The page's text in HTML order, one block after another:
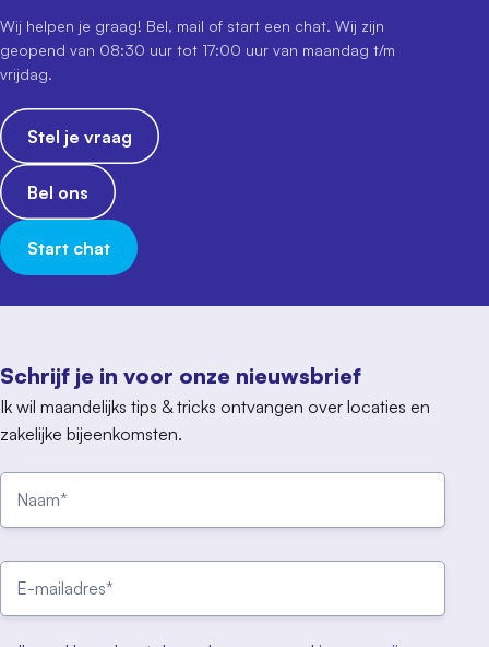
Schrijf je in voor onze nieuwsbrief
Ik wil maandelijks tips & tricks ontvangen over locaties en
zakelijke bijeenkomsten.
Wij helpen je graag! Bel, mail of start een chat. Wij zijn
geopend van 08:30 uur tot 17:00 uur van maandag t/m
vrijdag.
Stel je vraag
Bel ons
Start chat